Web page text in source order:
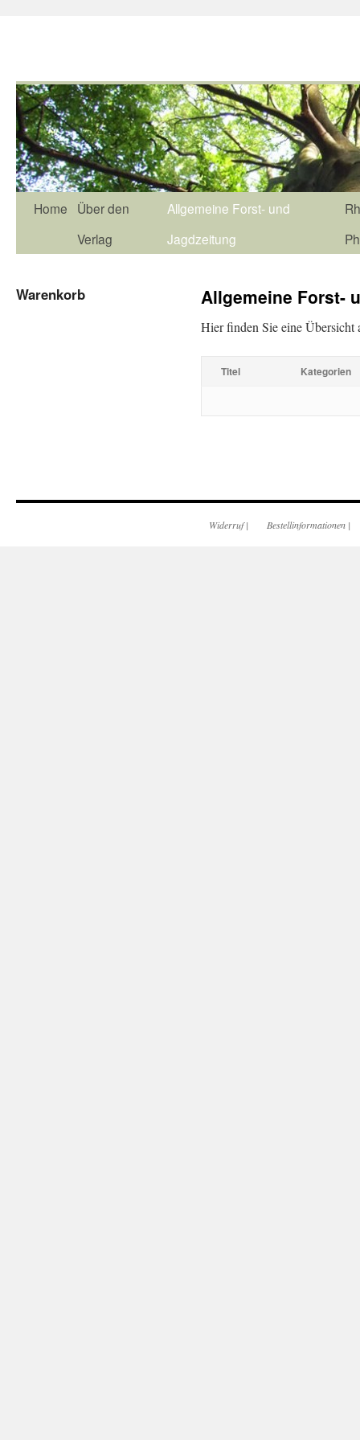
Home
Über den
Verlag
Allgemeine Forst- und
Jagdzeitung
Allgemeine Forst-
Hier finden Sie eine
Titel Kategorien
Warenkorb
Widerruf| Bestellinformationen |